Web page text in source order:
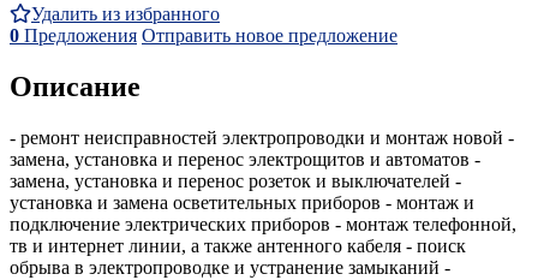
Удалить из избранного
0 Предложения Отправить новое предложение
Описание
- ремонт неисправностей электропроводки и монтаж новой -
замена, установка и перенос электрощитов и автоматов -
замена, установка и перенос розеток и выключателей -
установка и замена осветительных приборов - монтаж и
подключение электрических приборов - монтаж телефонной,
тв и интернет линии, а также антенного кабеля - поиск
обрыва в электропроводке и устранение замыканий -